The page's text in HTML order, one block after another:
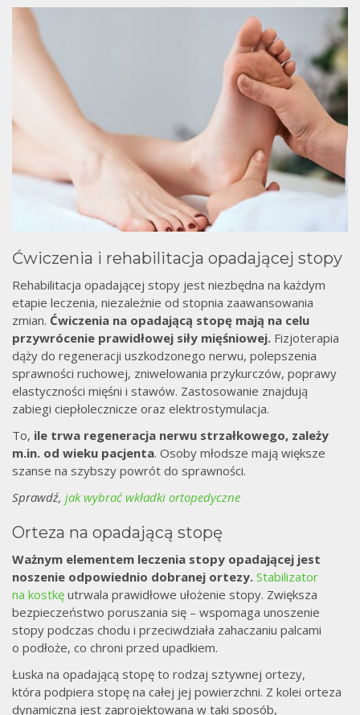
Ćwiczenia i rehabilitacja opadającej stopy
Rehabilitacja opadającej stopy jest niezbędna na każdym
etapie leczenia, niezależnie od stopnia zaawansowania
zmian. Ćwiczenia na opadającą stopę mają na celu
przywrócenie prawidłowej siły mięśniowej. Fizjoterapia
dąży do regeneracji uszkodzonego nerwu, polepszenia
sprawności ruchowej, zniwelowania przykurczów, poprawy
elastyczności mięśni i stawów. Zastosowanie znajdują
zabiegi ciepłolecznicze oraz elektrostymulacja.
To, ile trwa regeneracja nerwu strzałkowego, zależy
m.in. od wieku pacjenta. Osoby młodsze mają większe
szanse na szybszy powrót do sprawności.
Sprawdź, jak wybrać wkładki ortopedyczne
Orteza na opadającą stopę
Ważnym elementem leczenia stopy opadającej jest
noszenie odpowiednio dobranej ortezy. Stabilizator
na kostkę utrwala prawidłowe ułożenie stopy. Zwiększa
bezpieczeństwo poruszania się – wspomaga unoszenie
stopy podczas chodu i przeciwdziała zahaczaniu palcami
o podłoże, co chroni przed upadkiem.
Łuska na opadającą stopę to rodzaj sztywnej ortezy,
która podpiera stopę na całej jej powierzchni. Z kolei orteza
dynamiczna jest zaprojektowana w taki sposób,